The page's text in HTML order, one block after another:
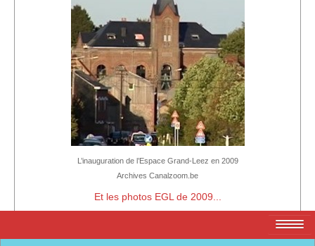
L’inauguration de l’Espace Grand-Leez en 2009
Archives Canalzoom.be
Et les photos EGL de 2009...